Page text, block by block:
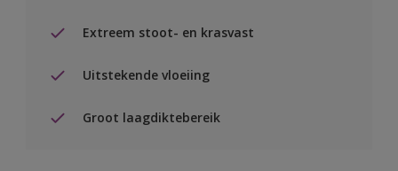
Extreem stoot- en krasvast
Uitstekende vloeiing
Groot laagdiktebereik